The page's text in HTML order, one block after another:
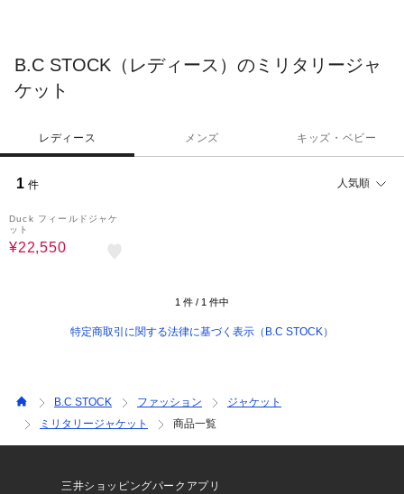
ジネスからカジュアルシーンまで幅広くコーディネートしていた
だけます。
B.C STOCK（レディース）のミリタリージャ
ケット
レディース メンズ キッズ・ベビー
1 件 人気順
Duck フィールドジャケ
ット
¥22,550
1 件 / 1 件中
特定商取引に関する法律に基づく表示（B.C STOCK）
B.C STOCK ファッション
ジャケット
ミリタリージャケット
商品一覧
三井ショッピングパークアプリ